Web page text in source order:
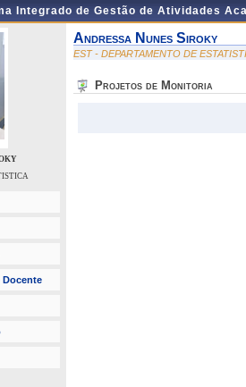
Integrado de Gestão de Atividades
Docente
Andressa Nunes Siroky
EST - DEPARTAMENTO DE
Projetos de Monitoria